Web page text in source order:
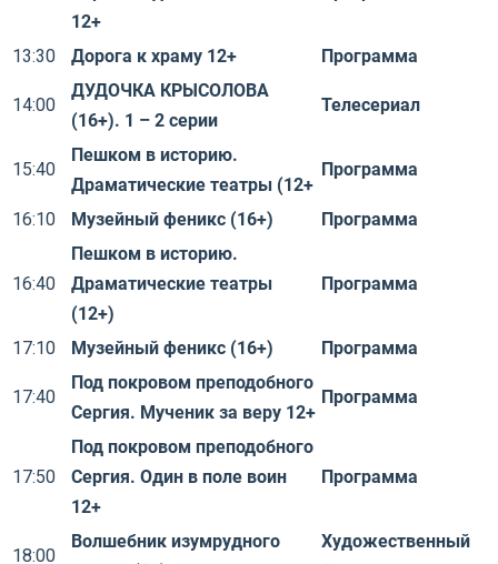
12+
13:30 Дорога к храму 12+ Программа
14:00
ДУДОЧКА КРЫСОЛОВА
(16+). 1 – 2 серии
Телесериал
15:40
Пешком в историю.
Драматические театры (12+
Программа
16:10 Музейный феникс (16+) Программа
16:40
Пешком в историю.
Драматические театры
(12+)
Программа
17:10 Музейный феникс (16+) Программа
17:40
Под покровом преподобного
Сергия. Мученик за веру 12+
Программа
17:50
Под покровом преподобного
Сергия. Один в поле воин
12+
Программа
18:00
Волшебник изумрудного
Художественный